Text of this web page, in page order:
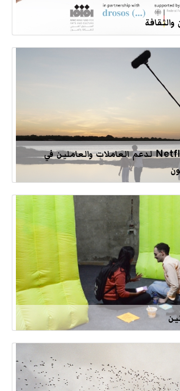
والثقافة
برنامج آفاق -Netflix لدعم العاملات والعاملين في